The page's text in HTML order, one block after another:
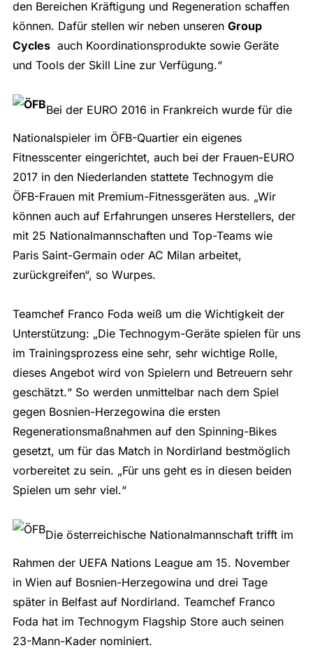
den Bereichen Kräftigung und Regeneration schaffen
können. Dafür stellen wir neben unseren Group
Cyclesauch Koordinationsprodukte sowie Geräte
und Tools der Skill Line zur Verfügung.“
Bei der EURO 2016 in Frankreich wurde für die
Nationalspieler im ÖFB-Quartier ein eigenes
Fitnesscenter eingerichtet, auch bei der Frauen-EURO
2017 in den Niederlanden stattete Technogym die
ÖFB-Frauen mit Premium-Fitnessgeräten aus. „Wir
können auch auf Erfahrungen unseres Herstellers, der
mit 25 Nationalmannschaften und Top-Teams wie
Paris Saint-Germain oder AC Milan arbeitet,
zurückgreifen“, so Wurpes.
Teamchef Franco Foda weiß um die Wichtigkeit der
Unterstützung: „Die Technogym-Geräte spielen für uns
im Trainingsprozess eine sehr, sehr wichtige Rolle,
dieses Angebot wird von Spielern und Betreuern sehr
geschätzt.“ So werden unmittelbar nach dem Spiel
gegen Bosnien-Herzegowina die ersten
Regenerationsmaßnahmen auf den Spinning-Bikes
gesetzt, um für das Match in Nordirland bestmöglich
vorbereitet zu sein. „Für uns geht es in diesen beiden
Spielen um sehr viel.“
Die österreichische Nationalmannschaft trifft im
Rahmen der UEFA Nations League am 15. November
in Wien auf Bosnien-Herzegowina und drei Tage
später in Belfast auf Nordirland. Teamchef Franco
Foda hat im Technogym Flagship Store auch seinen
23-Mann-Kader nominiert.